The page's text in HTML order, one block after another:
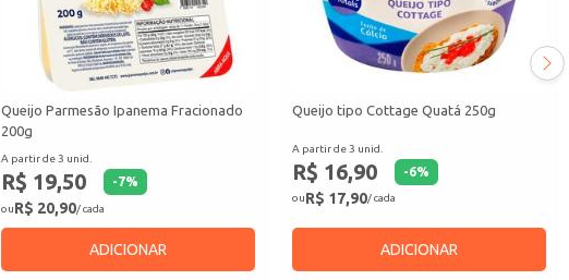
Queijo Parmesão Ipanema Fracionado
200g
A partir de 3 unid.
R$ 19,50 -7%
ouR$ 20,90/ cada
ADICIONAR
Queijo tipo Cottage Quatá 250g
A partir de 3 unid.
R$ 16,90 -6%
ouR$ 17,90/ cada
ADICIONAR